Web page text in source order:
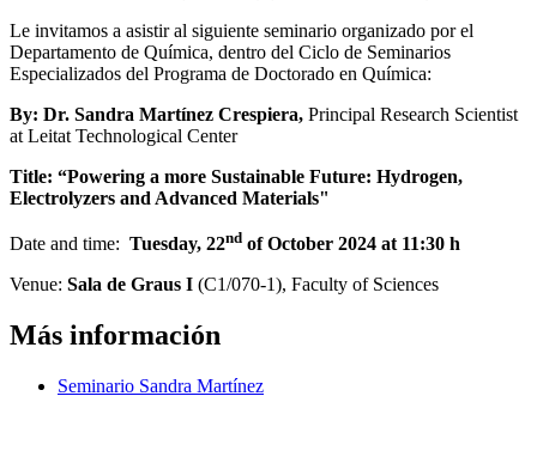
Le invitamos a asistir al siguiente seminario organizado por el
Departamento de Química, dentro del Ciclo de Seminarios
Especializados del Programa de Doctorado en Química:
By: Dr. Sandra Martínez Crespiera, Principal Research Scientist
at Leitat Technological Center
Title: “Powering a more Sustainable Future: Hydrogen,
Electrolyzers and Advanced Materials"
Date and time: Tuesday, 22nd of October 2024 at 11:30 h
Venue: Sala de Graus I (C1/070-1), Faculty of Sciences
Más información
Seminario Sandra Martínez